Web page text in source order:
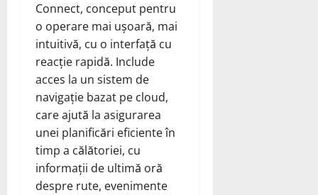
Connect, conceput pentru
o operare mai ușoară, mai
intuitivă, cu o interfață cu
reacție rapidă. Include
acces la un sistem de
navigație bazat pe cloud,
care ajută la asigurarea
unei planificări eficiente în
timp a călătoriei, cu
informații de ultimă oră
despre rute, evenimente